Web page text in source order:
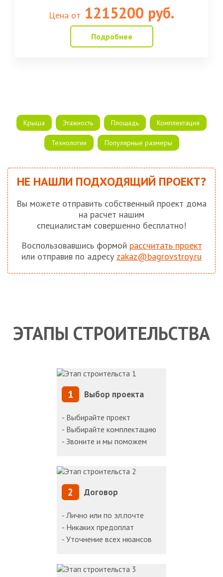
Цена от 1215200 руб.
Подробнее
Крыша Этажность Площадь Комплектация
Технологии Популярные размеры
НЕ НАШЛИ ПОДХОДЯЩИЙ ПРОЕКТ?
Вы можете отправить собственный проект дома
на расчет нашим
специалистам совершенно бесплатно!
Воспользовавшись формой рассчитать проект
или отправив по адресу zakaz@bagrovstroy.ru
ЭТАПЫ СТРОИТЕЛЬСТВА
1 Выбор проекта
- Выбирайте проект
- Выбирайте комплектацию
- Звоните и мы поможем
2 Договор
- Лично или по эл.почте
- Никаких предоплат
- Уточнение всех нюансов